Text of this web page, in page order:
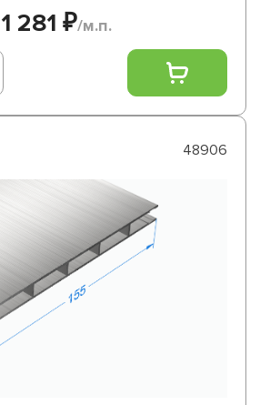
1 281 ₽/м.п.
48906